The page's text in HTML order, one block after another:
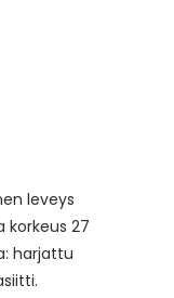
leveys
korkeus 27
harjattu